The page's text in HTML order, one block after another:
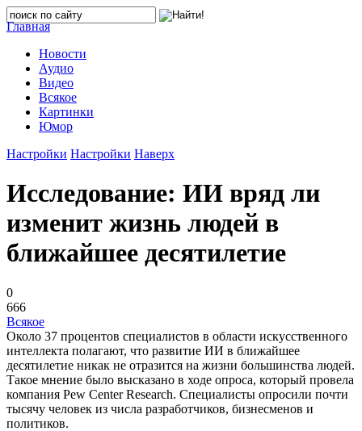
Главная
Новости
Аудио
Видео
Всякое
Картинки
Юмор
Настройки Настройки Наверх
Исследование: ИИ вряд ли
изменит жизнь людей в
ближайшее десятилетие
0
666
Всякое
Около 37 процентов специалистов в области искусственного
интеллекта полагают, что развитие ИИ в ближайшее
десятилетие никак не отразится на жизни большинства людей.
Такое мнение было высказано в ходе опроса, который провела
компания Pew Center Research. Специалисты опросили почти
тысячу человек из числа разработчиков, бизнесменов и
политиков.